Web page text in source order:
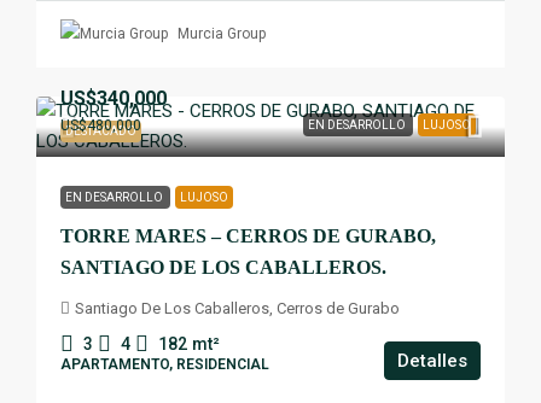
Murcia Group
DESTACADO EN DESARROLLO LUJOSO
US$340,000
US$480,000
EN DESARROLLO LUJOSO
TORRE MARES – CERROS DE GURABO,
SANTIAGO DE LOS CABALLEROS.
Santiago De Los Caballeros, Cerros de Gurabo
3 4 182 mt²
APARTAMENTO, RESIDENCIAL Detalles